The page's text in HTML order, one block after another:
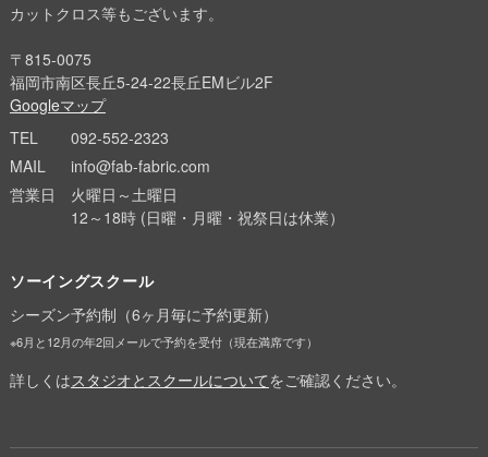
カットクロス等もございます。
〒815-0075
福岡市南区長丘5-24-22長丘EMビル2F
Googleマップ
TEL
092-552-2323
MAIL
info@fab-fabric.com
営業日
火曜日～土曜日
12～18時 (日曜・月曜・祝祭日は休業）
ソーイングスクール
シーズン予約制（6ヶ月毎に予約更新）
※6月と12月の年2回メールで予約を受付（現在満席です）
詳しくはスタジオとスクールについてをご確認ください。